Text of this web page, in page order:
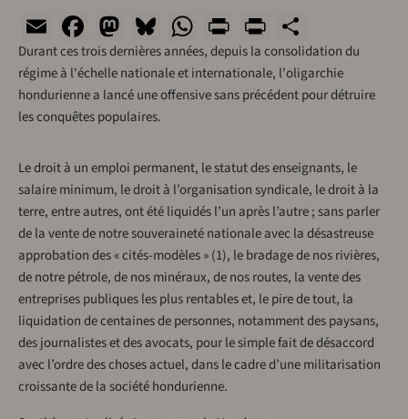
EmailFacebook
Mastodon
Bluesky
WhatsApp
Print
Durant ces trois dernières années, depuis la consolidation du
régime à l'échelle nationale et internationale, l'oligarchie
hondurienne a lancé une offensive sans précédent pour détruire
les conquêtes populaires.
Le droit à un emploi permanent, le statut des enseignants, le
salaire minimum, le droit à l’organisation syndicale, le droit à la
terre, entre autres, ont été liquidés l’un après l’autre ; sans parler
de la vente de notre souveraineté nationale avec la désastreuse
approbation des « cités-modèles » (1), le bradage de nos rivières,
de notre pétrole, de nos minéraux, de nos routes, la vente des
entreprises publiques les plus rentables et, le pire de tout, la
liquidation de centaines de personnes, notamment des paysans,
des journalistes et des avocats, pour le simple fait de désaccord
avec l’ordre des choses actuel, dans le cadre d’une militarisation
croissante de la société hondurienne.